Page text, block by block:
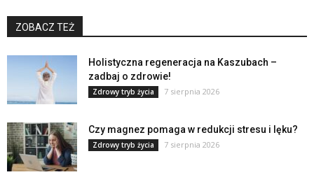
ZOBACZ TEŻ
Holistyczna regeneracja na Kaszubach –
zadbaj o zdrowie!
Zdrowy tryb życia 7 sierpnia 2026
Czy magnez pomaga w redukcji stresu i lęku?
Zdrowy tryb życia 7 sierpnia 2026